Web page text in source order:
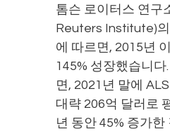
톰슨 로이터스 연구
Reuters Institute)의
에 따르면, 2015년
145% 성장했습니다
면, 2021년 말에
대략 206억 달러로
년 동안 45% 증가한